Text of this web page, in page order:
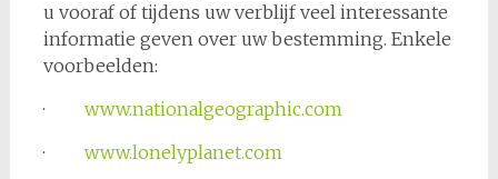
u vooraf of tijdens uw verblijf veel interessante
informatie geven over uw bestemming. Enkele
voorbeelden:
· www.nationalgeographic.com
· www.lonelyplanet.com